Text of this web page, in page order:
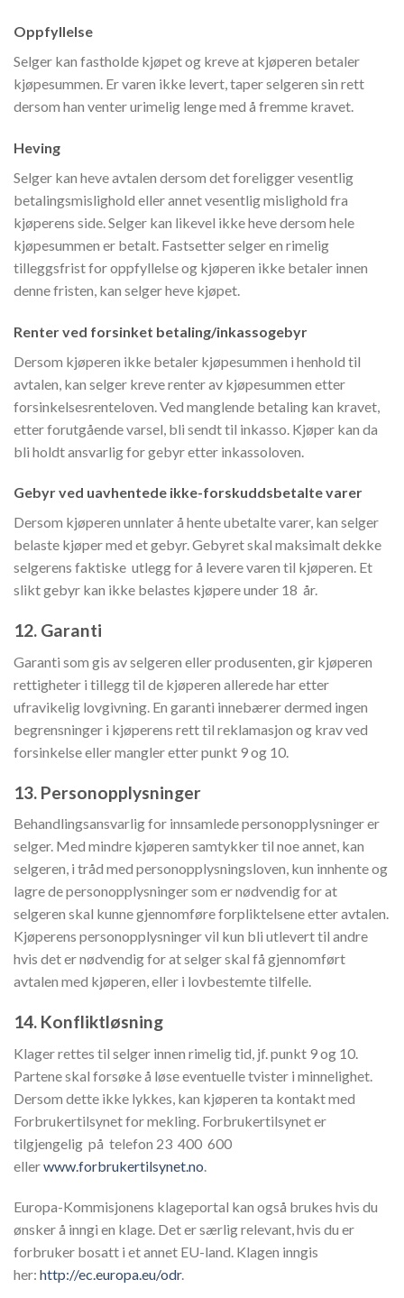
Oppfyllelse
Selger kan fastholde kjøpet og kreve at kjøperen betaler
kjøpesummen. Er varen ikke levert, taper selgeren sin rett
dersom han venter urimelig lenge med å fremme kravet.
Heving
Selger kan heve avtalen dersom det foreligger vesentlig
betalingsmislighold eller annet vesentlig mislighold fra
kjøperens side. Selger kan likevel ikke heve dersom hele
kjøpesummen er betalt. Fastsetter selger en rimelig
tilleggsfrist for oppfyllelse og kjøperen ikke betaler innen
denne fristen, kan selger heve kjøpet.
Renter ved forsinket betaling/inkassogebyr
Dersom kjøperen ikke betaler kjøpesummen i henhold til
avtalen, kan selger kreve renter av kjøpesummen etter
forsinkelsesrenteloven. Ved manglende betaling kan kravet,
etter forutgående varsel, bli sendt til inkasso. Kjøper kan da
bli holdt ansvarlig for gebyr etter inkassoloven.
Gebyr ved uavhentede ikke-forskuddsbetalte varer
Dersom kjøperen unnlater å hente ubetalte varer, kan selger
belaste kjøper med et gebyr. Gebyret skal maksimalt dekke
selgerens faktiske utlegg for å levere varen til kjøperen. Et
slikt gebyr kan ikke belastes kjøpere under 18 år.
12. Garanti
Garanti som gis av selgeren eller produsenten, gir kjøperen
rettigheter i tillegg til de kjøperen allerede har etter
ufravikelig lovgivning. En garanti innebærer dermed ingen
begrensninger i kjøperens rett til reklamasjon og krav ved
forsinkelse eller mangler etter punkt 9 og 10.
13. Personopplysninger
Behandlingsansvarlig for innsamlede personopplysninger er
selger. Med mindre kjøperen samtykker til noe annet, kan
selgeren, i tråd med personopplysningsloven, kun innhente og
lagre de personopplysninger som er nødvendig for at
selgeren skal kunne gjennomføre forpliktelsene etter avtalen.
Kjøperens personopplysninger vil kun bli utlevert til andre
hvis det er nødvendig for at selger skal få gjennomført
avtalen med kjøperen, eller i lovbestemte tilfelle.
14. Konfliktløsning
Klager rettes til selger innen rimelig tid, jf. punkt 9 og 10.
Partene skal forsøke å løse eventuelle tvister i minnelighet.
Dersom dette ikke lykkes, kan kjøperen ta kontakt med
Forbrukertilsynet for mekling. Forbrukertilsynet er
tilgjengelig på telefon 23 400 600
ellerwww.forbrukertilsynet.no
Europa-Kommisjonens klageportal kan også brukes hvis du
ønsker å inngi en klage. Det er særlig relevant, hvis du er
forbruker bosatt i et annet EU-land. Klagen inngis
her: http://ec.europa.eu/odr.